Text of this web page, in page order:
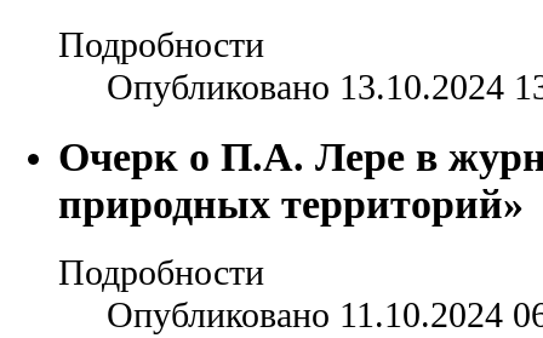
Подробности
Опубликовано 13.10.2024
Очерк о П.А. Лере в
природных территорий»
Подробности
Опубликовано 11.10.2024